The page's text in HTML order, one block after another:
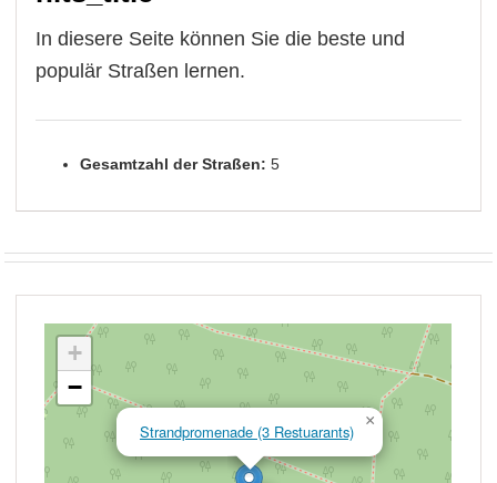
In diesere Seite können Sie die beste und
populär Straßen lernen.
Gesamtzahl der Straßen: 5